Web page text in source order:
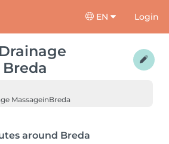
EN Login
Breda
MassageinBreda
around Breda